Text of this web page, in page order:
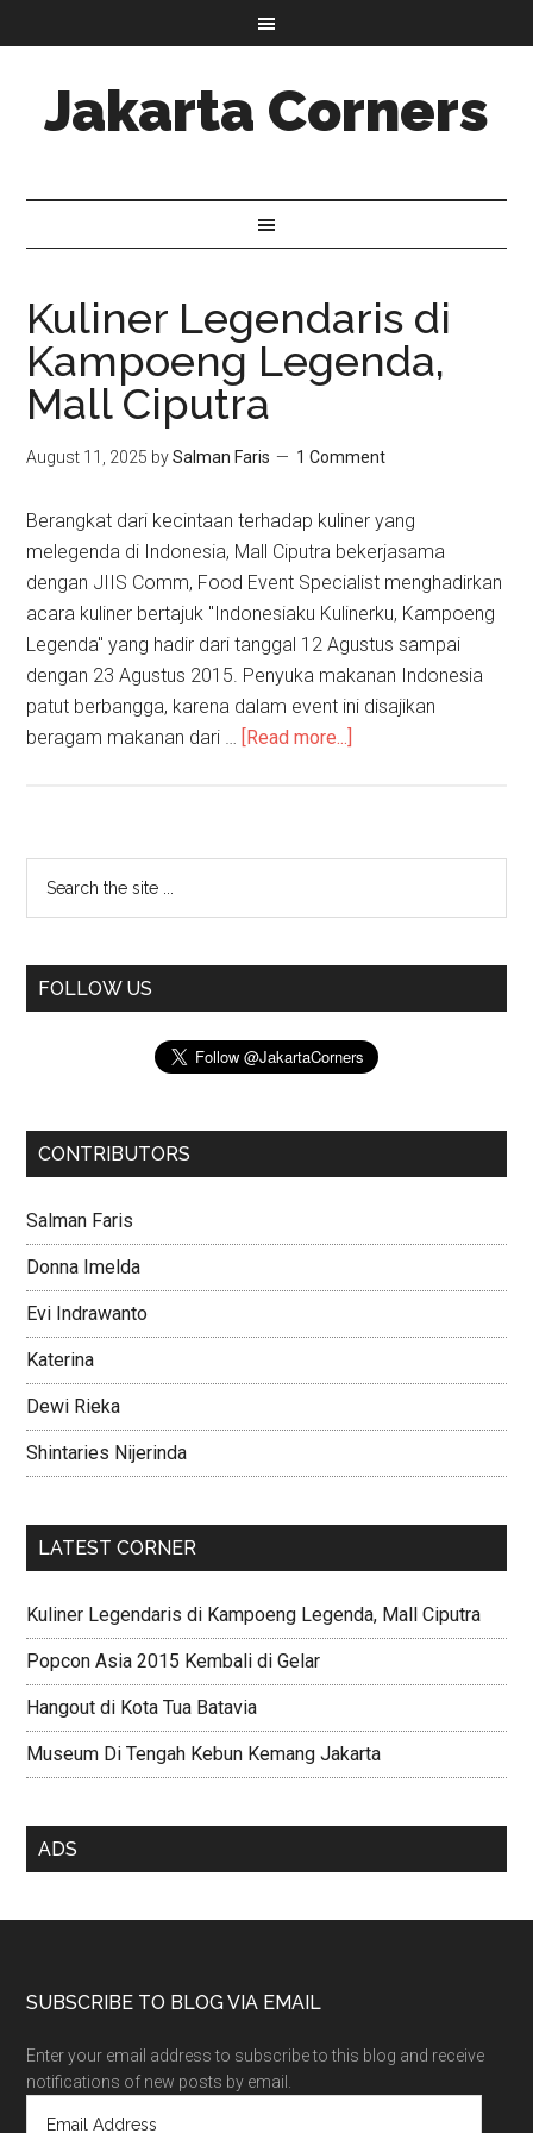
Jakarta Corners
Kuliner Legendaris di
Kampoeng Legenda,
Mall Ciputra
August 11, 2025 bySalman Faris 1 Comment
Berangkat dari kecintaan terhadap kuliner yang
melegenda di Indonesia, Mall Ciputra bekerjasama
dengan JIIS Comm, Food Event Specialist menghadirkan
acara kuliner bertajuk "Indonesiaku Kulinerku, Kampoeng
Legenda" yang hadir dari tanggal 12 Agustus sampai
dengan 23 Agustus 2015. Penyuka makanan Indonesia
patut berbangga, karena dalam event ini disajikan
beragam makanan dari … [Read more...]
FOLLOW US
CONTRIBUTORS
Salman Faris
Donna Imelda
Evi Indrawanto
Katerina
Dewi Rieka
Shintaries Nijerinda
LATEST CORNER
Kuliner Legendaris di Kampoeng Legenda, Mall Ciputra
Popcon Asia 2015 Kembali di Gelar
Hangout di Kota Tua Batavia
Museum Di Tengah Kebun Kemang Jakarta
ADS
SUBSCRIBE TO BLOG VIA EMAIL
Enter your email address to subscribe to this blog and receive
notifications of new posts by email.